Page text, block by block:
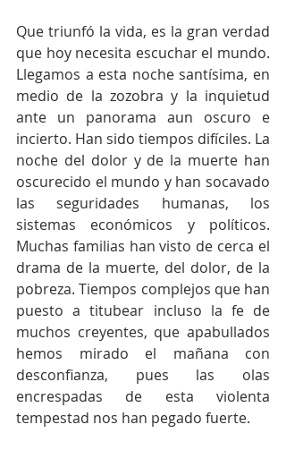
Que triunfó la vida, es la gran verdad
que hoy necesita escuchar el mundo.
Llegamos a esta noche santísima, en
medio de la zozobra y la inquietud
ante un panorama aun oscuro e
incierto. Han sido tiempos difíciles. La
noche del dolor y de la muerte han
oscurecido el mundo y han socavado
las seguridades humanas, los
sistemas económicos y políticos.
Muchas familias han visto de cerca el
drama de la muerte, del dolor, de la
pobreza. Tiempos complejos que han
puesto a titubear incluso la fe de
muchos creyentes, que apabullados
hemos mirado el mañana con
desconfianza, pues las olas
encrespadas de esta violenta
tempestad nos han pegado fuerte.